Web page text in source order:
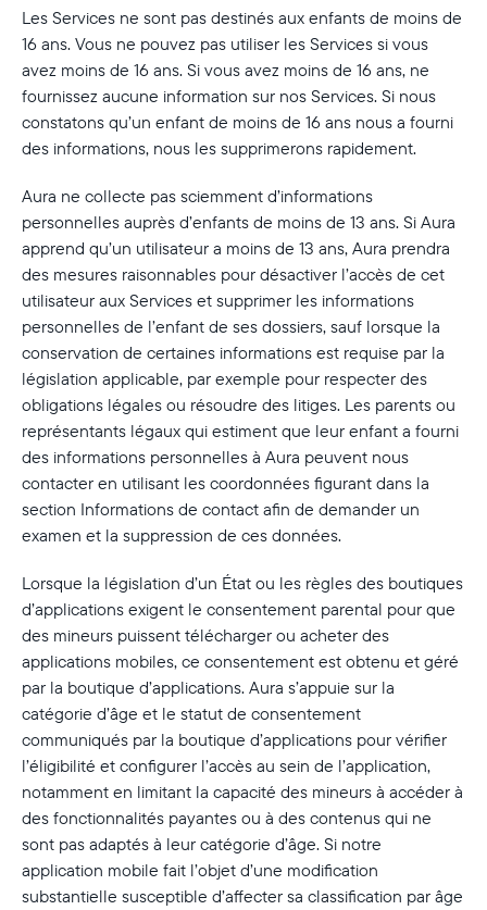
Les Services ne sont pas destinés aux enfants de moins de
16 ans. Vous ne pouvez pas utiliser les Services si vous
avez moins de 16 ans. Si vous avez moins de 16 ans, ne
fournissez aucune information sur nos Services. Si nous
constatons qu’un enfant de moins de 16 ans nous a fourni
des informations, nous les supprimerons rapidement.
Aura ne collecte pas sciemment d’informations
personnelles auprès d’enfants de moins de 13 ans. Si Aura
apprend qu’un utilisateur a moins de 13 ans, Aura prendra
des mesures raisonnables pour désactiver l’accès de cet
utilisateur aux Services et supprimer les informations
personnelles de l’enfant de ses dossiers, sauf lorsque la
conservation de certaines informations est requise par la
législation applicable, par exemple pour respecter des
obligations légales ou résoudre des litiges. Les parents ou
représentants légaux qui estiment que leur enfant a fourni
des informations personnelles à Aura peuvent nous
contacter en utilisant les coordonnées figurant dans la
section Informations de contact afin de demander un
examen et la suppression de ces données.
Lorsque la législation d’un État ou les règles des boutiques
d’applications exigent le consentement parental pour que
des mineurs puissent télécharger ou acheter des
applications mobiles, ce consentement est obtenu et géré
par la boutique d’applications. Aura s’appuie sur la
catégorie d’âge et le statut de consentement
communiqués par la boutique d’applications pour vérifier
l’éligibilité et configurer l’accès au sein de l’application,
notamment en limitant la capacité des mineurs à accéder à
des fonctionnalités payantes ou à des contenus qui ne
sont pas adaptés à leur catégorie d’âge. Si notre
application mobile fait l’objet d’une modification
substantielle susceptible d’affecter sa classification par âge